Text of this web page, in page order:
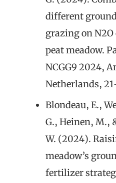
different
grazing on
peat meadow.
NCGG9 2024,
Netherlands,
Blondeau, E.,
G., Heinen, M.,
W. (2024).
meadow’s
fertilizer